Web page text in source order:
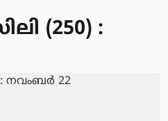
(250) :